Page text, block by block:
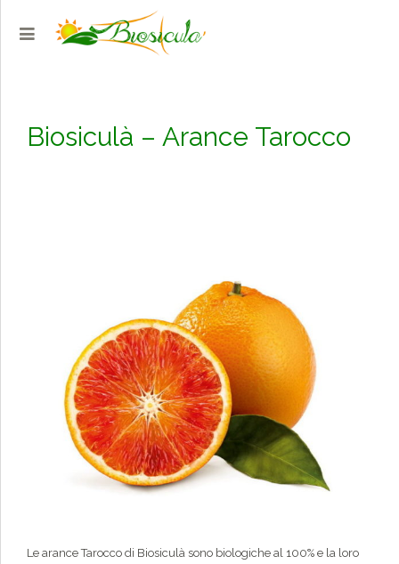
Biosiculà – Arance Tarocco
Le arance Tarocco di Biosiculà sono biologiche al 100% e la loro